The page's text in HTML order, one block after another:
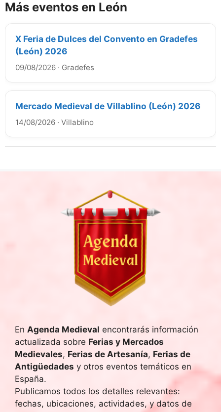
Más eventos en León
X Feria de Dulces del Convento en Gradefes
(León) 2026
09/08/2026 · Gradefes
Mercado Medieval de Villablino (León) 2026
14/08/2026 · Villablino
En Agenda Medieval encontrarás información
actualizada sobre Ferias y Mercados
Medievales, Ferias de Artesanía, Ferias de
Antigüedades y otros eventos temáticos en
España.
Publicamos todos los detalles relevantes:
fechas, ubicaciones, actividades, y datos de